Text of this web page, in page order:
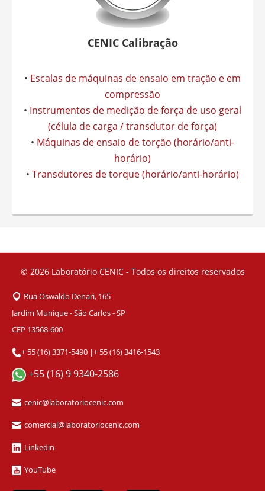
CENIC Calibração
• Escalas de máquinas de ensaio em tração e em
compressão
• Instrumentos de medição de força de uso geral
(célula de carga / transdutor de força)
• Máquinas de ensaio de torção (horário/anti-
horário)
• Transdutores de torque (horário/anti-horário)
© 2026 Laboratório CENIC - Todos os direitos reservados
Rua Oswaldo Denari, 165
Jardim Munique - São Carlos - SP
CEP 13568-600
+ 55 (16) 3371-5490 |+ 55 (16) 3416-1543
+55 (16) 9 9340-2586
cenic@laboratoriocenic.com
comercial@laboratoriocenic.com
Linkedin
YouTube